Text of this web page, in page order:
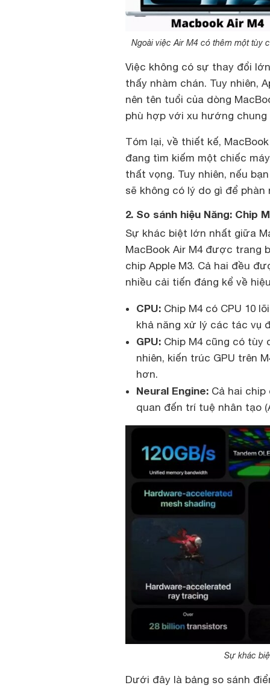
Ngoài việc Air M4 có thêm một tùy
Việc không có sự thay đổi
thấy nhàm chán. Tuy nhiên,
nên tên tuổi của dòng
phù hợp với xu hướng
Tóm lại, về thiết kế,
đang tìm kiếm một chiếc
thất vọng. Tuy nhiên, nếu
sẽ không có lý do gì để phàn
2. So sánh hiệu Năng: Chip
Sự khác biệt lớn nhất giữa
MacBook Air M4 được trang
chip Apple M3. Cả hai đều
nhiều cải tiến đáng kể về
CPU: Chip M4 có CPU 10
khả năng xử lý các tác vụ
GPU: Chip M4 cũng có tùy
nhiên, kiến trúc GPU trên
hơn.
Neural Engine: Cả hai chip
quan đến trí tuệ nhân tạo
Sự khác
Dưới đây là bảng so sánh